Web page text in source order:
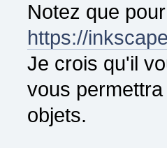
Notez que
https://
Je crois qu'il
vous
objets.